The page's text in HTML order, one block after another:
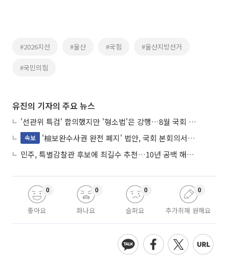
#2026지선 #울산 #국힘 #울산지방선거
#국민의힘
유진의 기자의 주요 뉴스
'선관위 특검' 합의했지만 '형소법'은 강행…8월 국회 '입법 2차전' 예고
속보
'檢보완수사권 완전 폐지' 법안, 국회 본회의서 민주당 주도 통과
민주, 특별감찰관 후보에 최길수 추천…10년 공백 해소 속도
좋아요
0
화나요
0
슬퍼요
0
추가취재 원해요
0